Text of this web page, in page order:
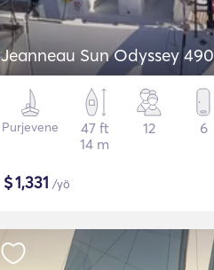
Jeanneau Sun Odyssey 490
Purjevene
47 ft
14 m
12 6
$1,331 /yö